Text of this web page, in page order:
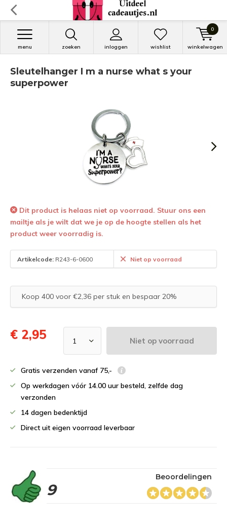
zoeken inloggen
menu wishlist winkelwagen
0
Sleutelhanger I m a nurse what s your
superpower
Dit product is helaas niet op voorraad. Stuur ons een
mailtje als je wilt dat we je op de hoogte stellen als het
product weer voorradig is.
Artikelcode: R243-6-0600 Niet op voorraad
Koop 400 voor €2,36 per stuk en bespaar 20%
€ 2,95 Niet op voorraad
Gratis verzenden vanaf 75,-
Op werkdagen vóór 14.00 uur besteld, zelfde dag
verzonden
14 dagen bedenktijd
Direct uit eigen voorraad leverbaar
9
Beoordelingen